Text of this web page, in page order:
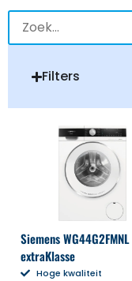
Filters
Siemens WG44G2FMNL
extraKlasse
Hoge kwaliteit